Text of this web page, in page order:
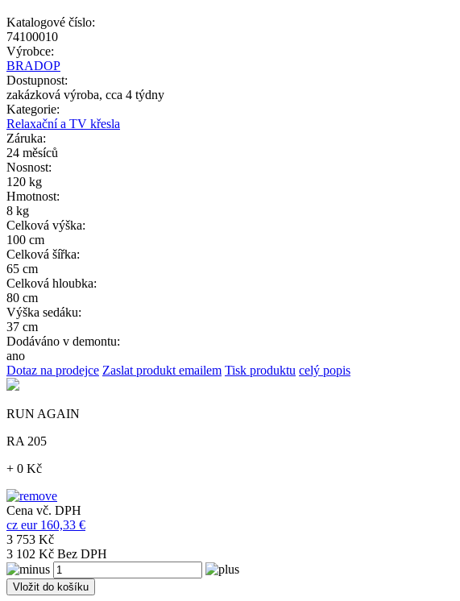
Katalogové číslo:
74100010
Výrobce:
BRADOP
Dostupnost:
zakázková výroba, cca 4 týdny
Kategorie:
Relaxační a TV křesla
Záruka:
24 měsíců
Nosnost:
120 kg
Hmotnost:
8 kg
Celková výška:
100 cm
Celková šířka:
65 cm
Celková hloubka:
80 cm
Výška sedáku:
37 cm
Dodáváno v demontu:
ano
Dotaz na prodejce Zaslat produkt emailem Tisk produktu celý popis
RUN AGAIN
RA 205
+ 0 Kč
Cena vč. DPH
cz eur 160,33 €
3 753 Kč
3 102 Kč Bez DPH
Vložit do košíku